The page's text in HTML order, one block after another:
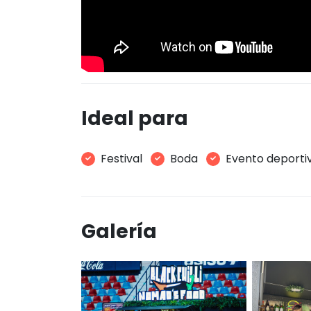
Ideal para
Festival Boda Evento
Galería